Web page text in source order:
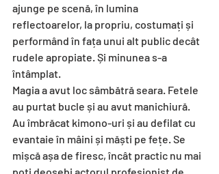
ajunge pe scenă, în lumina
reflectoarelor, la propriu, costumați și
performând în fața unui alt public decât
rudele apropiate. Și minunea s-a
întâmplat.
Magia a avut loc sâmbătră seara. Fetele
au purtat bucle și au avut manichiură.
Au îmbrăcat kimono-uri și au defilat cu
evantaie în mâini și măști pe fețe. Se
mișcă așa de firesc, încât practic nu mai
poți deosebi actorul profesionist de